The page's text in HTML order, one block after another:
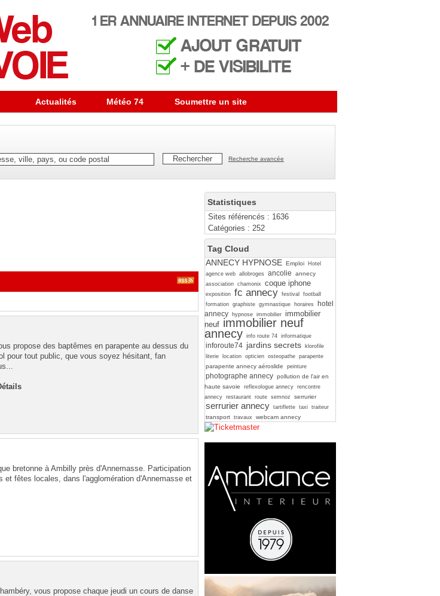
Actualités Météo 74 Soumettre un site
Recherche avancée
Statistiques
Sites référencés : 1636
Catégories : 252
Tag Cloud
ANNECY HYPNOSE Emploi
Hotel
agence web allobroges ancolie annecy
association chamonix coque iphone
exposition fc annecy festival
football
formation graphiste gymnastique horaires
hotel
annecy
hypnose immobilier immobilier
neuf immobilier neuf
annecy info route 74 informatique
inforoute74 jardins secrets
klorofile
literie
location opticien osteopathe parapente
parapente annecy aéroslide peinture
photographe annecy pollution de l'air en
haute savoie
reflexologue annecy rencontre
annecy restaurant route semnoz serrurier
serrurier annecy tartiflette taxi traiteur
transport travaux webcam annecy
propose des baptêmes en parapente au dessus du
pour tout public, que vous soyez hésitant, fan
bretonne à Ambilly près d'Annemasse. Participation
et fêtes locales, dans l'agglomération d'Annemasse et
vous propose chaque jeudi un cours de danse